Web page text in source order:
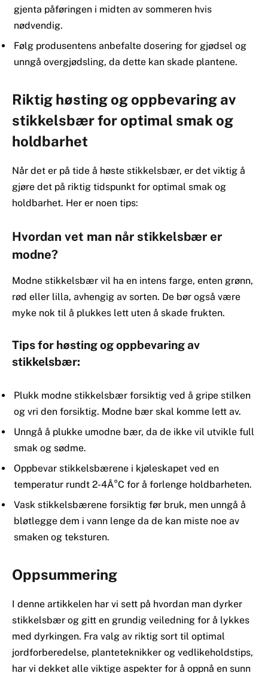
gjenta påføringen i midten av sommeren hvis
nødvendig.
Følg produsentens anbefalte dosering for gjødsel og
unngå overgjødsling, da dette kan skade plantene.
Riktig høsting og oppbevaring av
stikkelsbær for optimal smak og
holdbarhet
Når det er på tide å høste stikkelsbær, er det viktig å
gjøre det på riktig tidspunkt for optimal smak og
holdbarhet. Her er noen tips:
Hvordan vet man når stikkelsbær er
modne?
Modne stikkelsbær vil ha en intens farge, enten grønn,
rød eller lilla, avhengig av sorten. De bør også være
myke nok til å plukkes lett uten å skade frukten.
Tips for høsting og oppbevaring av
stikkelsbær:
Plukk modne stikkelsbær forsiktig ved å gripe stilken
og vri den forsiktig. Modne bær skal komme lett av.
Unngå å plukke umodne bær, da de ikke vil utvikle full
smak og sødme.
Oppbevar stikkelsbærene i kjøleskapet ved en
temperatur rundt 2-4Â°C for å forlenge holdbarheten.
Vask stikkelsbærene forsiktig før bruk, men unngå å
bløtlegge dem i vann lenge da de kan miste noe av
smaken og teksturen.
Oppsummering
I denne artikkelen har vi sett på hvordan man dyrker
stikkelsbær og gitt en grundig veiledning for å lykkes
med dyrkingen. Fra valg av riktig sort til optimal
jordforberedelse, planteteknikker og vedlikeholdstips,
har vi dekket alle viktige aspekter for å oppnå en sunn